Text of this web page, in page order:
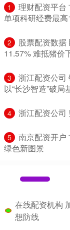
1
理财配资平台
单项科研经费最高
2
股票配资数
11.57% 难抵猪价
3
浙江配资公司
以“长沙智造”破
4 浙江配资公司
5
南京配资开户
绿色新图景
在线配资机构
想防线